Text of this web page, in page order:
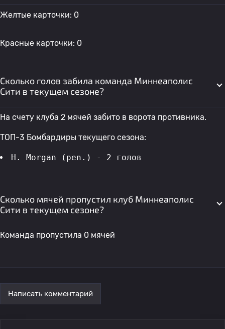
Желтые карточки: 0
Красные карточки: 0
Сколько голов забила команда Миннеаполис
Сити в текущем сезоне?
На счету клуба 2 мячей забито в ворота противника.
ТОП-3 Бомбардиры текущего сезона:
H. Morgan (pen.) - 2 голов
Сколько мячей пропустил клуб Миннеаполис
Сити в текущем сезоне?
Команда пропустила 0 мячей
Написать комментарий